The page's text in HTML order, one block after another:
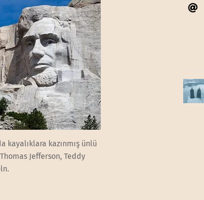
kayalıklara kazınmış ünlü
Jefferson, Teddy